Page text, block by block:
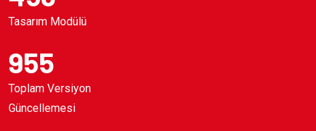
Tasarım Modülü
955
Toplam Versiyon
Güncellemesi